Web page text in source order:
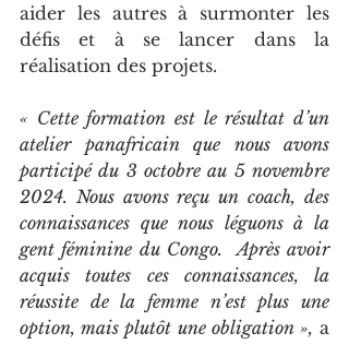
aider les autres à surmonter les
défis et à se lancer dans la
réalisation des projets.
« Cette formation est le résultat d’un
atelier panafricain que nous avons
participé du 3 octobre au 5 novembre
2024. Nous avons reçu un coach, des
connaissances que nous léguons à la
gent féminine du Congo.  Après avoir
acquis toutes ces connaissances, la
réussite de la femme n’est plus une
option, mais plutôt une obligation », a